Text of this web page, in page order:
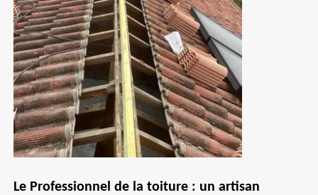
Le Professionnel de la toiture : un artisan